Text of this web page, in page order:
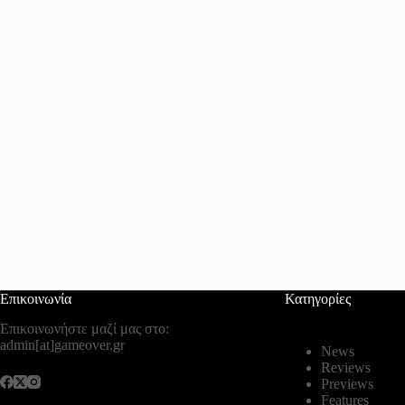
Επικοινωνία
Επικοινωνήστε μαζί μας στο:
admin[at]gameover.gr
Κατηγορίες
News
Reviews
Previews
Features